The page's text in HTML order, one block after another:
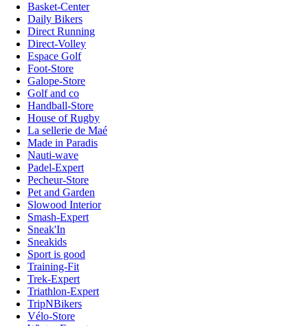
Basket-Center
Daily Bikers
Direct Running
Direct-Volley
Espace Golf
Foot-Store
Galope-Store
Golf and co
Handball-Store
House of Rugby
La sellerie de Maé
Made in Paradis
Nauti-wave
Padel-Expert
Pecheur-Store
Pet and Garden
Slowood Interior
Smash-Expert
Sneak'In
Sneakids
Sport is good
Training-Fit
Trek-Expert
Triathlon-Expert
TripNBikers
Vélo-Store